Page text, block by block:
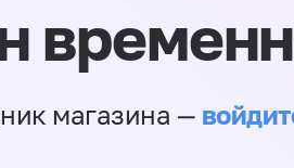
магазина —